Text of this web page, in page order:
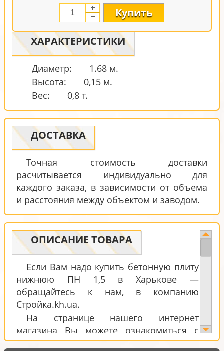
Купить
ХАРАКТЕРИСТИКИ
Диаметр:
1.68 м.
Высота:
0,15 м.
Вес:
0,8 т.
ДОСТАВКА
Точная стоимость доставки
расчитывается индивидуально для
каждого заказа, в зависимости от объема
и расстояния между объектом и заводом.
ОПИСАНИЕ ТОВАРА
Если Вам надо купить бетонную плиту
нижнюю ПН 1,5 в Харькове —
обращайтесь к нам, в компанию
Стройка.kh.ua.
На странице нашего интернет
магазина Вы можете ознакомиться с
актуальными расценками и купить